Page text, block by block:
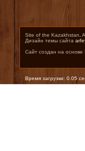
Site of the Kazakhstan,
Дизайн темы сайта
Сайт создан на основе
Время загрузки: 0.05